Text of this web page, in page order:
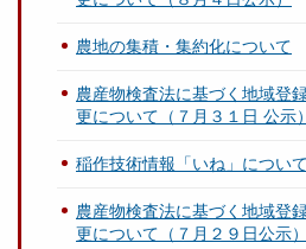
農地の集積・集約化について
農産物検査法に基づく地域登
更について（７月３１日 公示）
稲作技術情報「いね」について
農産物検査法に基づく地域登
更について（７月２９日公示）